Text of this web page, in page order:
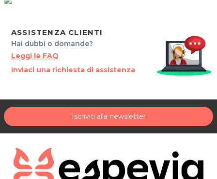
ASSISTENZA CLIENTI
Hai dubbi o domande?
Leggi le FAQ
Inviaci una richiesta di assistenza
Iscriviti alla newsletter